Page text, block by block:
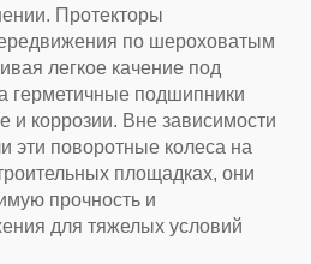
Протекторы
по шероховатым
легкое качение под
герметичные подшипники
и коррозии. Вне зависимости
эти поворотные колеса на
площадках, они
прочность и
для тяжелых условий